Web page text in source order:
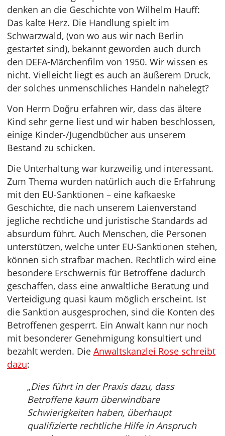
denken an die Geschichte von Wilhelm Hauff:
Das kalte Herz. Die Handlung spielt im
Schwarzwald, (von wo aus wir nach Berlin
gestartet sind), bekannt geworden auch durch
den DEFA-Märchenfilm von 1950. Wir wissen es
nicht. Vielleicht liegt es auch an äußerem Druck,
der solches unmenschliches Handeln nahelegt?
Von Herrn Doğru erfahren wir, dass das ältere
Kind sehr gerne liest und wir haben beschlossen,
einige Kinder-/Jugendbücher aus unserem
Bestand zu schicken.
Die Unterhaltung war kurzweilig und interessant.
Zum Thema wurden natürlich auch die Erfahrung
mit den EU-Sanktionen – eine kafkaeske
Geschichte, die nach unserem Laienverstand
jegliche rechtliche und juristische Standards ad
absurdum führt. Auch Menschen, die Personen
unterstützen, welche unter EU-Sanktionen stehen,
können sich strafbar machen. Rechtlich wird eine
besondere Erschwernis für Betroffene dadurch
geschaffen, dass eine anwaltliche Beratung und
Verteidigung quasi kaum möglich erscheint. Ist
die Sanktion ausgesprochen, sind die Konten des
Betroffenen gesperrt. Ein Anwalt kann nur noch
mit besonderer Genehmigung konsultiert und
bezahlt werden. Die Anwaltskanzlei Rose schreibt
dazu:
„Dies führt in der Praxis dazu, dass
Betroffene kaum überwindbare
Schwierigkeiten haben, überhaupt
qualifizierte rechtliche Hilfe in Anspruch